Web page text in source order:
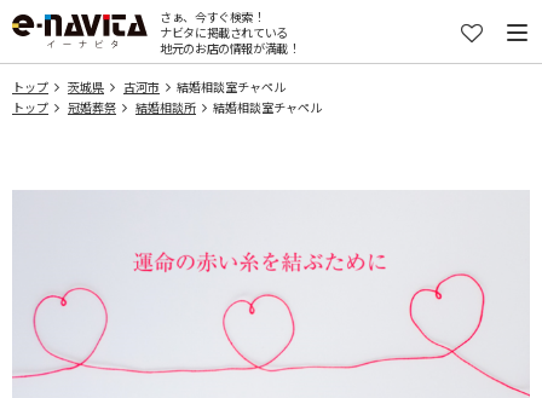
さぁ、今すぐ検索！
ナビタに掲載されている
地元のお店の情報が満載！
トップ 茨城県 古河市
結婚相談室チャペル
トップ
冠婚葬祭 結婚相談所 結婚相談室チャペル